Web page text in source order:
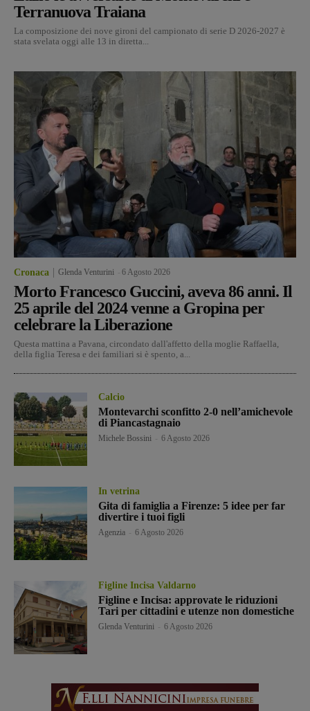
Terranuova Traiana
La composizione dei nove gironi del campionato di serie D 2026-2027 è
stata svelata oggi alle 13 in diretta...
Cronaca Glenda Venturini 6 Agosto 2026
Morto Francesco Guccini, aveva 86 anni. Il
25 aprile del 2024 venne a Gropina per
celebrare la Liberazione
Questa mattina a Pavana, circondato dall'affetto della moglie Raffaella,
della figlia Teresa e dei familiari si è spento, a...
Calcio
Montevarchi sconfitto 2-0 nell’amichevole
di Piancastagnaio
Michele Bossini 6 Agosto 2026
In vetrina
Gita di famiglia a Firenze: 5 idee per far
divertire i tuoi figli
Agenzia 6 Agosto 2026
Figline Incisa Valdarno
Figline e Incisa: approvate le riduzioni
Tari per cittadini e utenze non domestiche
Glenda Venturini 6 Agosto 2026